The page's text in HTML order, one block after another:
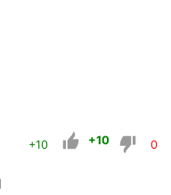
+10 +10 0